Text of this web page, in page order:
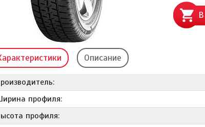
Описание
профиля:
профиля: